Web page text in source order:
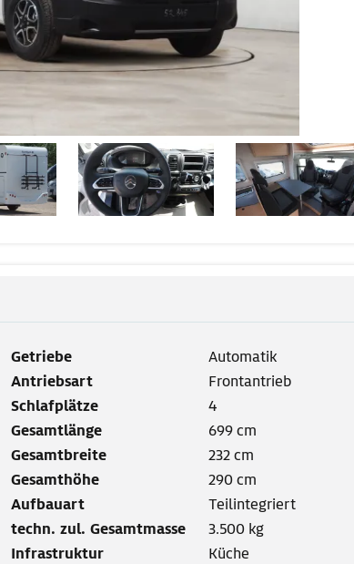
Getriebe
Automatik
Antriebsart
Frontantrieb
Schlafplätze
4
Gesamtlänge
699 cm
Gesamtbreite
232 cm
Gesamthöhe
290 cm
Aufbauart
Teilintegriert
techn. zul. Gesamtmasse
3.500 kg
Infrastruktur
Küche